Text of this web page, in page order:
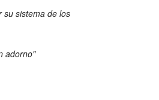
su sistema de los
adorno"